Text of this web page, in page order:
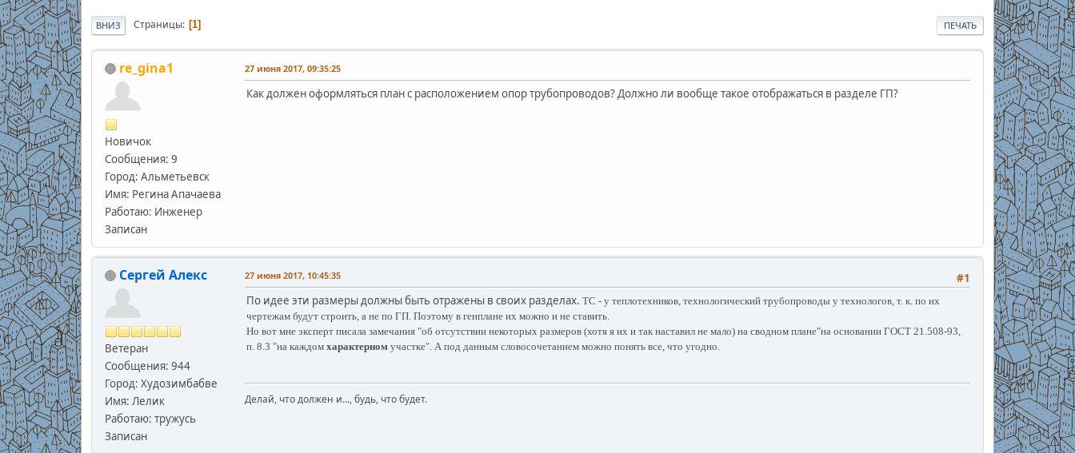
ПЕЧАТЬ
ВНИЗ Страницы 1
re_gina1
Новичок
Сообщения: 9
Город: Альметьевск
Имя: Регина Апачаева
Работаю: Инженер
Записан
27 июня 2017, 09:35:25
Как должен оформляться план с расположением опор трубопроводов? Должно ли вообще такое отображаться в разделе ГП?
Сергей Алекс
Ветеран
Сообщения: 944
Город: Худозимбабве
Имя: Лелик
Работаю: тружусь
Записан
#1
27 июня 2017, 10:45:35
По идее эти размеры должны быть отражены в своих разделах. ТС - у теплотехников, технологический трубопроводы у технологов, т. к. по их
чертежам будут строить, а не по ГП. Поэтому в генплане их можно и не ставить.
Но вот мне эксперт писала замечания "об отсутствии некоторых размеров (хотя я их и так наставил не мало) на сводном плане"на основании ГОСТ 21.508-93,
п. 8.3 "на каждом характерномучастке". А под данным словосочетанием можно понять все, что угодно.
Делай, что должен и..., будь, что будет.